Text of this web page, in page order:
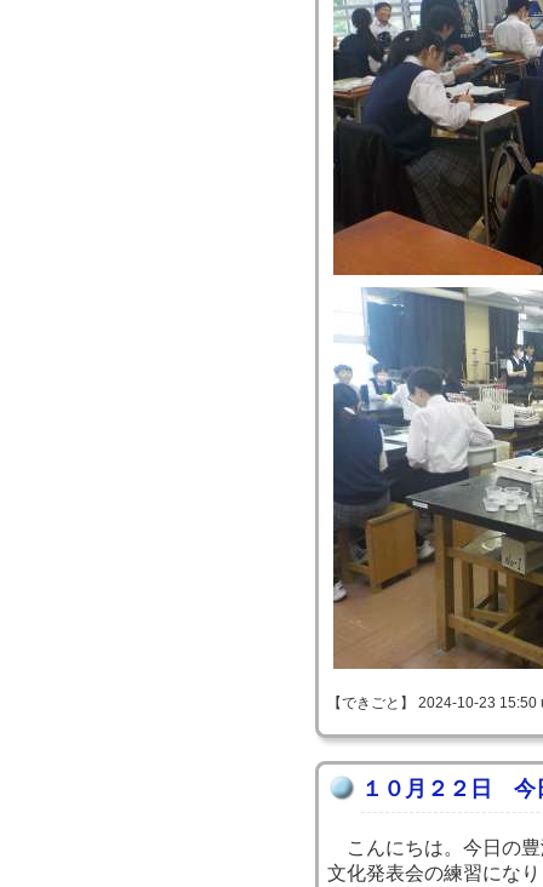
【できごと】 2024-10-23
１０月２２日 今
こんにちは。今日の豊
文化発表会の練習にな